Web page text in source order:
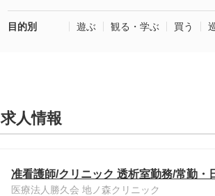
目的別 遊ぶ 観る・学ぶ 買う
求人情報
准看護師/クリニック 透析室勤務/常勤・
医療法人勝久会 地ノ森クリニック